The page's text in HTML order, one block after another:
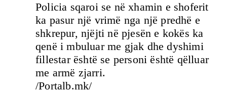
Policia sqaroi se në xhamin e shoferit
ka pasur një vrimë nga një predhë e
shkrepur, njëjti në pjesën e kokës ka
qenë i mbuluar me gjak dhe dyshimi
fillestar është se personi është qëlluar
me armë zjarri.
/Portalb.mk/